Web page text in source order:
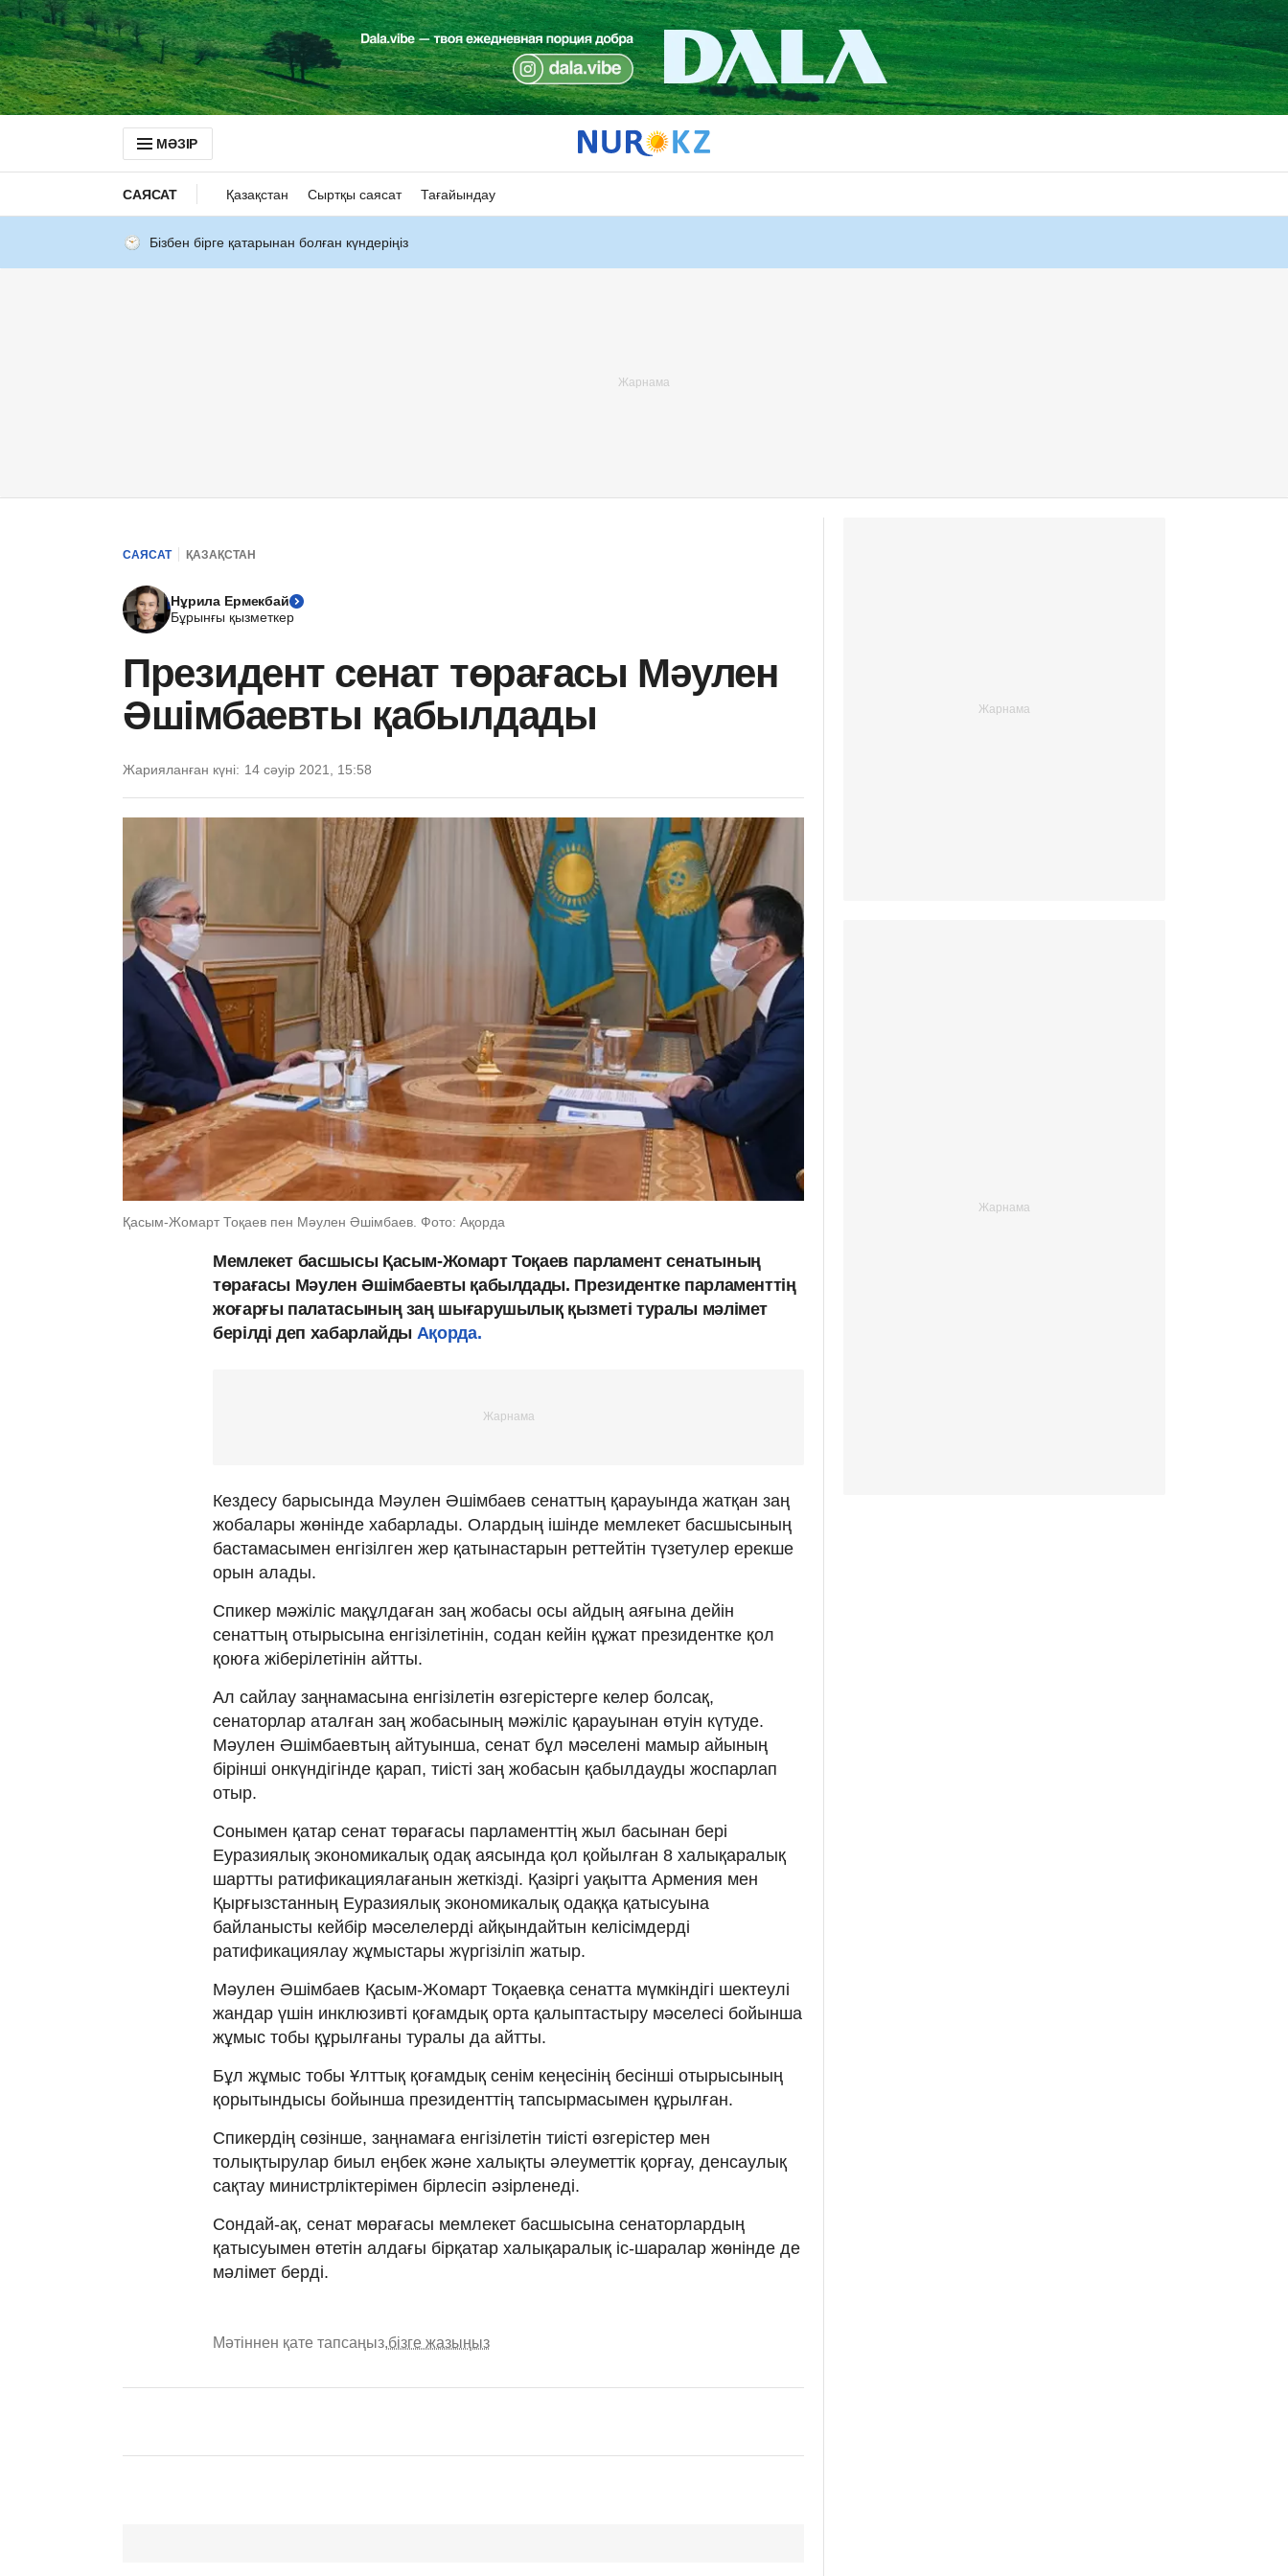
МӘЗІР
САЯСАТ Қазақстан Сыртқы саясат Тағайындау
Бізбен бірге қатарынан болған күндеріңіз
САЯСАТ ҚАЗАҚСТАН
Нұрила Ермекбай
Бұрынғы қызметкер
Президент сенат төрағасы Мәулен
Әшімбаевты қабылдады
Жарияланған күні: 14 сәуір 2021, 15:58
Қасым-Жомарт Тоқаев пен Мәулен Әшімбаев. Фото: Ақорда
Мемлекет басшысы Қасым-Жомарт Тоқаев парламент сенатының
төрағасы Мәулен Әшімбаевты қабылдады. Президентке парламенттің
жоғарғы палатасының заң шығарушылық қызметі туралы мәлімет
берілді деп хабарлайды Ақорда.
Кездесу барысында Мәулен Әшімбаев сенаттың қарауында жатқан заң
жобалары жөнінде хабарлады. Олардың ішінде мемлекет басшысының
бастамасымен енгізілген жер қатынастарын реттейтін түзетулер ерекше
орын алады.
Спикер мәжіліс мақұлдаған заң жобасы осы айдың аяғына дейін
сенаттың отырысына енгізілетінін, содан кейін құжат президентке қол
қоюға жіберілетінін айтты.
Ал сайлау заңнамасына енгізілетін өзгерістерге келер болсақ,
сенаторлар аталған заң жобасының мәжіліс қарауынан өтуін күтуде.
Мәулен Әшімбаевтың айтуынша, сенат бұл мәселені мамыр айының
бірінші онкүндігінде қарап, тиісті заң жобасын қабылдауды жоспарлап
отыр.
Сонымен қатар сенат төрағасы парламенттің жыл басынан бері
Еуразиялық экономикалық одақ аясында қол қойылған 8 халықаралық
шартты ратификациялағанын жеткізді. Қазіргі уақытта Армения мен
Қырғызстанның Еуразиялық экономикалық одаққа қатысуына
байланысты кейбір мәселелерді айқындайтын келісімдерді
ратификациялау жұмыстары жүргізіліп жатыр.
Мәулен Әшімбаев Қасым-Жомарт Тоқаевқа сенатта мүмкіндігі шектеулі
жандар үшін инклюзивті қоғамдық орта қалыптастыру мәселесі бойынша
жұмыс тобы құрылғаны туралы да айтты.
Бұл жұмыс тобы Ұлттық қоғамдық сенім кеңесінің бесінші отырысының
қорытындысы бойынша президенттің тапсырмасымен құрылған.
Спикердің сөзінше, заңнамаға енгізілетін тиісті өзгерістер мен
толықтырулар биыл еңбек және халықты әлеуметтік қорғау, денсаулық
сақтау министрліктерімен бірлесіп әзірленеді.
Сондай-ақ, сенат мөрағасы мемлекет басшысына сенаторлардың
қатысуымен өтетін алдағы бірқатар халықаралық іс-шаралар жөнінде де
мәлімет берді.
Мәтіннен қате тапсаңыз,бізге жазыңыз